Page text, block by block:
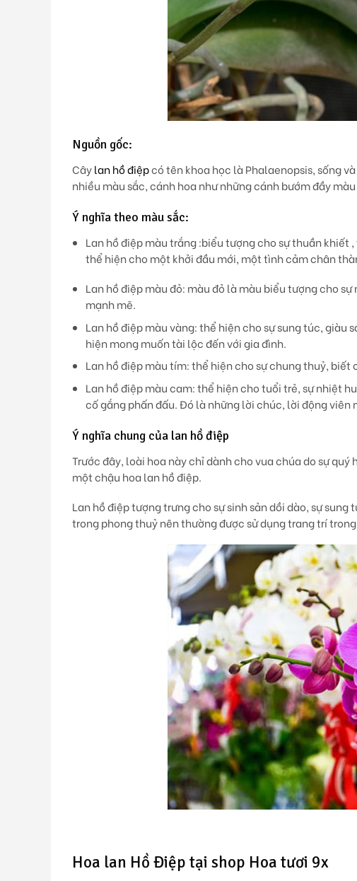
Nguồn gốc:
Câylan hồ điệpcó tên khoa học là Phalaenopsis, sống
nhiều màu sắc, cánh hoa như những cánh bướm đầy
Ý nghĩa theo màu sắc:
Lan hồ điệp màu trắng :biểu tượng cho sự thuần khiết
thể hiện cho một khởi đầu mới, một tình cảm chân
Lan hồ điệp màu đỏ: màu đỏ là màu biểu tượng cho
mạnh mẽ.
Lan hồ điệp màu vàng: thể hiện cho sự sung túc,
hiện mong muốn tài lộc đến với gia đình.
Lan hồ điệp màu tím: thể hiện cho sự chung thuỷ, biết
Lan hồ điệp màu cam: thể hiện cho tuổi trẻ, sự nhiệt
cố gắng phấn đấu. Đó là những lời chúc, lời động
Ý nghĩa chung của lan hồ điệp
Trước đây, loài hoa này chỉ dành cho vua chúa do sự
một chậu hoa lan hồ điệp.
Lan hồ điệp tượng trưng cho sự sinh sản dồi dào, sự
trong phong thuỷ nên thường được sử dụng trang trí
Hoa lan Hồ Điệp tại shop Hoa tươi 9x